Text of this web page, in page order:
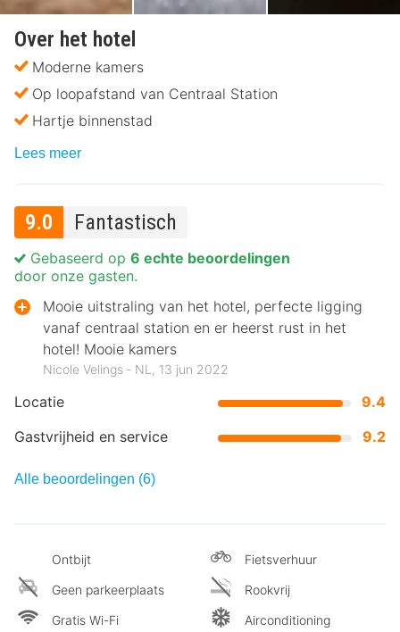
Over het hotel
Moderne kamers
Op loopafstand van Centraal Station
Hartje binnenstad
Lees meer
9.0 Fantastisch
Locatie
9.4
Gastvrijheid en service
9.2
Gebaseerd op 6 echte beoordelingen
door onze gasten.
Mooie uitstraling van het hotel, perfecte ligging
vanaf centraal station en er heerst rust in het
hotel! Mooie kamers
Nicole Velings ‐ NL, 13 jun 2022
Alle beoordelingen (6)
Ontbijt
Geen parkeerplaats
Gratis Wi-Fi
Fietsverhuur
Rookvrij
Airconditioning